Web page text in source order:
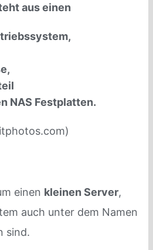
aus einen
NAS Festplatten.
einen kleinen Server,
auch unter dem Namen
sind.